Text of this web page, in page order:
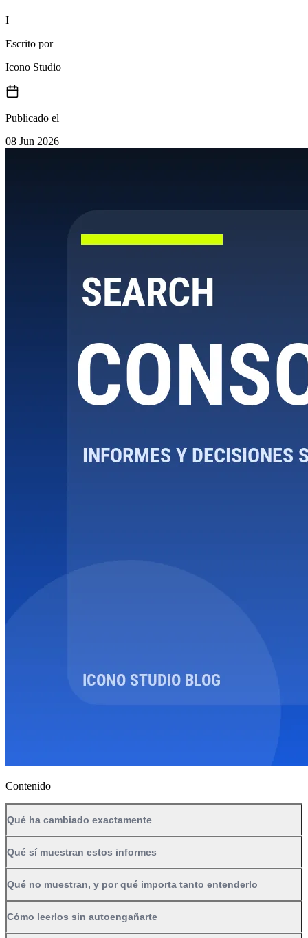
I
Escrito por
Icono Studio
Publicado el
08 Jun 2026
Contenido
Qué ha cambiado exactamente
Qué sí muestran estos informes
Qué no muestran, y por qué importa tanto entenderlo
Cómo leerlos sin autoengañarte